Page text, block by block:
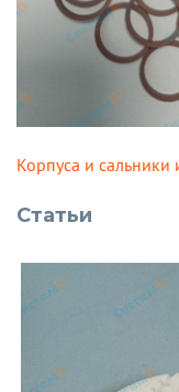
Корпуса и
Статьи